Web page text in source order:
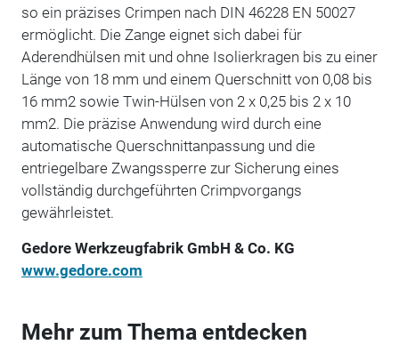
so ein präzises Crimpen nach DIN 46228 EN 50027
ermöglicht. Die Zange eignet sich dabei für
Aderendhülsen mit und ohne Isolierkragen bis zu einer
Länge von 18 mm und einem Querschnitt von 0,08 bis
16 mm2 sowie Twin-Hülsen von 2 x 0,25 bis 2 x 10
mm2. Die präzise Anwendung wird durch eine
automatische Querschnittanpassung und die
entriegelbare Zwangssperre zur Sicherung eines
vollständig durchgeführten Crimpvorgangs
gewährleistet.
Gedore Werkzeugfabrik GmbH & Co. KG
www.gedore.com
Mehr zum Thema entdecken